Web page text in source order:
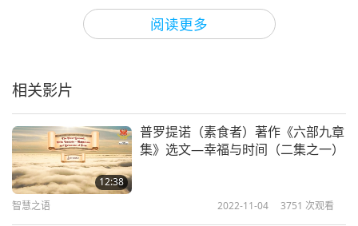
阅读更多
状，力救濒死之危。师父给我庇护，在他莲足之下。
我那获救灵魂，成他谦卑之仆。我的天眼天耳，都已
如何描述我师父之伟大？他给了我一把灵魂上升之
钥。不可得见之相，让我灵魂着迷，藉由圣人恩典，
使我得识明师。穿越花岗石墙，灵魂洋溢法喜；沈醉
喜乐之中，我愿永驻莲足。贫穷无知如我，却一想到
师父，便能聚精会神。师父已教导我如何自我了知；
在与时俱进中，灵魂已上天界。越过内在境界，我得
相关影片
12:38
普罗提诺（素食者）著作《六部九章
集》选文—幸福与时间（二集之一）
智慧之语 2022-11-04 3751 次观看